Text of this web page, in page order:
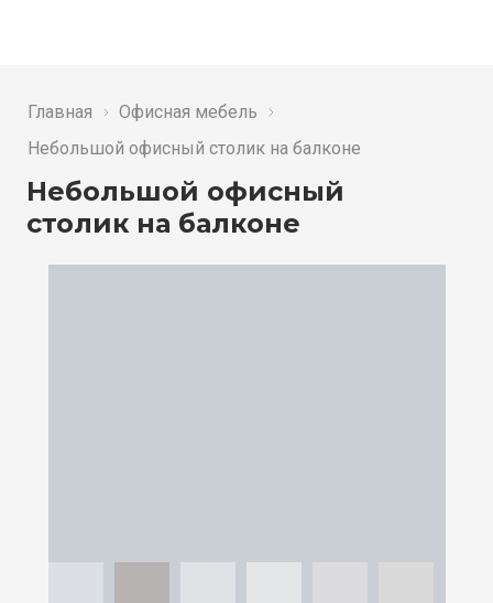
Небольшой офисный
столик на балконе
Главная
Офисная мебель
Небольшой офисный столик на балконе